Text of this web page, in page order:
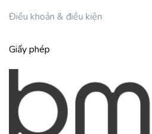
Điều khoản & điều kiện
Giấy phép